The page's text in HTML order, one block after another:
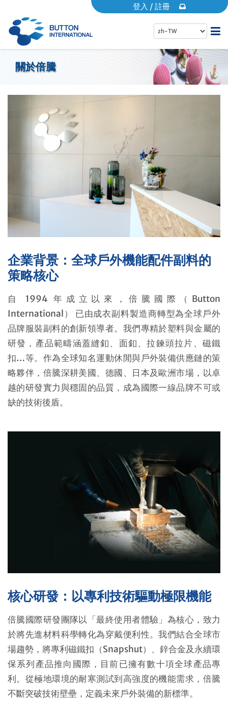
登入 / 註冊
首頁
EDM專區
動態消息
營業據點
品牌專區
關於倍騰
企業背景：全球戶外機能配件副料的
策略核心
自 1994 年成立以來，倍騰國際（Button
International） 已由成衣副料製造商轉型為全球戶外
品牌服裝副料的創新領導者。我們專精於塑料與金屬的
研發，產品範疇涵蓋縫釦、面釦、拉鍊頭拉片、磁鐵
扣…等。作為全球知名運動休閒與戶外裝備供應鏈的策
略夥伴，倍騰深耕美國、德國、日本及歐洲市場，以卓
越的研發實力與穩固的品質，成為國際一線品牌不可或
缺的技術後盾。
核心研發：以專利技術驅動極限機能
倍騰國際研發團隊以「最終使用者體驗」為核心，致力
於將先進材料科學轉化為穿戴便利性。我們結合全球市
場趨勢，將專利磁鐵扣（Snapshut）、鋅合金及永續環
保系列產品推向國際，目前已擁有數十項全球產品專
利。從極地環境的耐寒測試到高強度的機能需求，倍騰
不斷突破技術壁壘，定義未來戶外裝備的新標準。